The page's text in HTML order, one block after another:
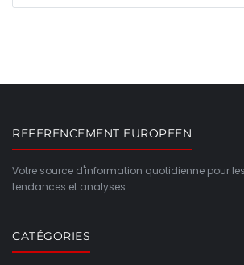
REFERENCEMENT EUROPEEN
Votre source d'information quotidienne pour
tendances et analyses.
CATÉGORIES